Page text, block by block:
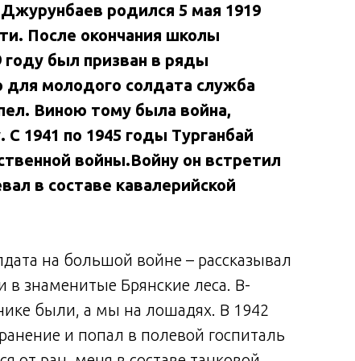
родился 5 мая 1919
После окончания школы
году был призван в ряды
для молодого солдата служба
Виною тому была война,
1941 по 1945 годы Турганбай
войны.Войну он встретил
в составе кавалерийской
на большой войне – рассказывал
в знаменитые Брянские леса. В-
были, а мы на лошадях. В 1942
и попал в полевой госпиталь